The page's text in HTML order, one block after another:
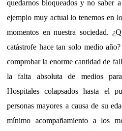
quedarnos bloqueados y no saber
ejemplo muy actual lo tenemos en
momentos en nuestra sociedad.
catástrofe hace tan solo medio
comprobar la enorme cantidad de
la falta absoluta de medios
Hospitales colapsados hasta el
personas mayores a causa de su
mínimo acompañamiento a los